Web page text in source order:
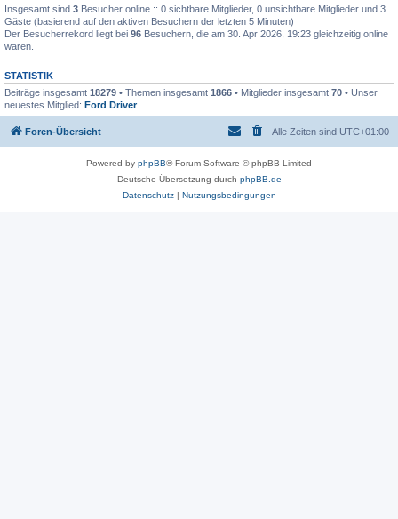
Insgesamt sind 3 Besucher online :: 0 sichtbare Mitglieder, 0 unsichtbare Mitglieder und 3
Gäste (basierend auf den aktiven Besuchern der letzten 5 Minuten)
Der Besucherrekord liegt bei 96 Besuchern, die am 30. Apr 2026, 19:23 gleichzeitig online
waren.
STATISTIK
Beiträge insgesamt 18279 • Themen insgesamt 1866 • Mitglieder insgesamt 70 • Unser
neuestes Mitglied: Ford Driver
Foren-Übersicht Alle Zeiten sind UTC+01:00
Powered by phpBB® Forum Software © phpBB Limited
Deutsche Übersetzung durch phpBB.de
Datenschutz| Nutzungsbedingungen